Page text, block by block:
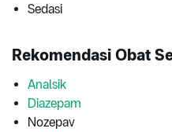
Sedasi
Rekomendasi Obat
Analsik
Diazepam
Nozepav